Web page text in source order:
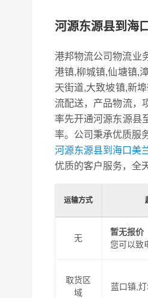
河源东源县到海
港邦物流公司物流业
港镇,柳城镇,仙塘镇,
天街道,大致坡镇,新
流配送，产品物流，
率先开通河源东源县
率。公司秉承优质服
河源东源县到海口美
优质的客户服务，全
运输方式
无
暂无报价
您可以致
取货区
域
蓝口镇,